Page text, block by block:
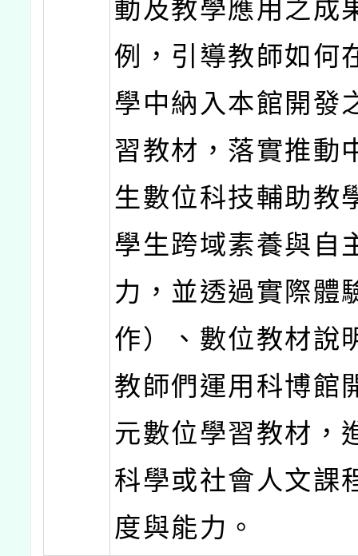
動及教學應用之成
例，引導教師如何
學中納入本館開發
習教材，落實推動
生數位科技輔助教
學生跨域素養與自
力，並透過實際體
作）、數位教材說
教師們運用科博館
元數位學習教材，
科學或社會人文課
度與能力。